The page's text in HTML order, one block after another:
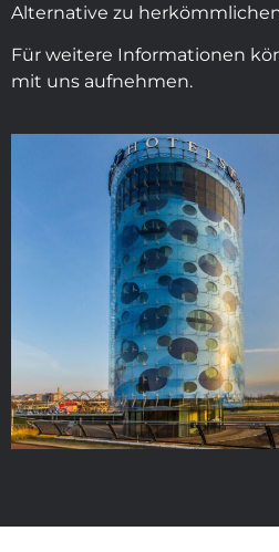
Alternative zu
Für weitere Informationen
mit uns aufnehmen.